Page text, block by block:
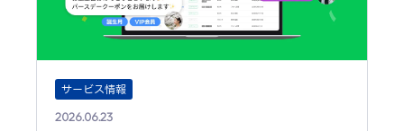
サービス情報
2026.06.23